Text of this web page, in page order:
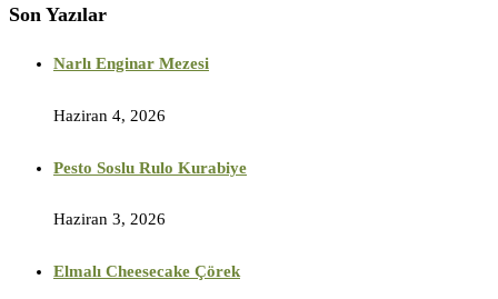
Son Yazılar
Narlı Enginar Mezesi
Haziran 4, 2026
Pesto Soslu Rulo Kurabiye
Haziran 3, 2026
Elmalı Cheesecake Çörek